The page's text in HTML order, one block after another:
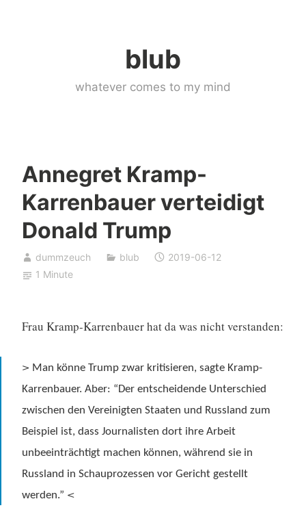
blub
whatever comes to my mind
Annegret Kramp-
Karrenbauer verteidigt
Donald Trump
dummzeuch blub
2019-06-12
1 Minute
Frau Kramp-Karrenbauer hat da was nicht verstanden:
> Man könne Trump zwar kritisieren, sagte Kramp-
Karrenbauer. Aber: “Der entscheidende Unterschied
zwischen den Vereinigten Staaten und Russland zum
Beispiel ist, dass Journalisten dort ihre Arbeit
unbeeinträchtigt machen können, während sie in
Russland in Schauprozessen vor Gericht gestellt
werden.” <